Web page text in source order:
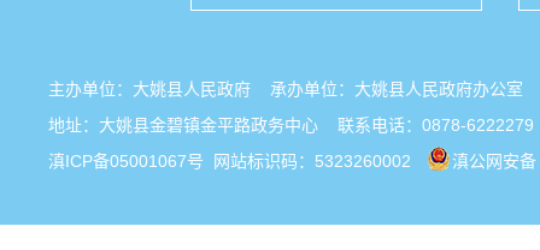
主办单位：大姚县人民政府 承办单位：大姚县人民政府办公
地址：大姚县金碧镇金平路政务中心 联系电话：0878-6222279
滇ICP备05001067号 网站标识码：5323260002 滇公网安